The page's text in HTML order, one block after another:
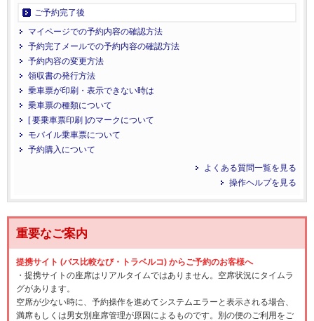
ご予約完了後
マイページでの予約内容の確認方法
予約完了メールでの予約内容の確認方法
予約内容の変更方法
領収書の発行方法
乗車票が印刷・表示できない時は
乗車票の種類について
[ 要乗車票印刷 ]のマークについて
モバイル乗車票について
予約購入について
よくある質問一覧を見る
操作ヘルプを見る
重要なご案内
提携サイト (バス比較なび・トラベルコ) からご予約のお客様へ
・提携サイトの座席はリアルタイムではありません。空席状況にタイムラ
グがあります。
空席が少ない時に、予約操作を進めてシステムエラーと表示される場合、
満席もしくは男女別座席管理が原因によるものです。別の便のご利用をご